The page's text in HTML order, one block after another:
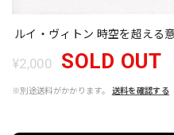
ルイ・ヴィトン 時空を超える
¥2,000 SOLD OUT
※別途送料がかかります。 送料を確認する